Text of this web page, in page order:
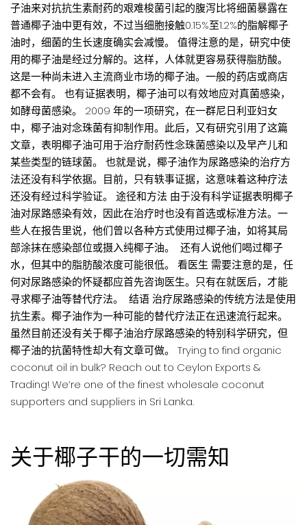
子油来对抗抗生素耐药的艰难梭菌引起的腹泻比将细菌暴露在
普通椰子油中更有效，不过当细胞接触0.15%至1.2%的脂解椰子
油时，细菌的生长速度确实会减慢。 值得注意的是，研究中使
用的椰子油是经过分解的。这样，人体就更容易获得脂肪酸。
这是一种尚未进入主流商业市场的椰子油。一般的药店或商店
都不会有。 也有证据表明，椰子油可以有效地应对真菌感染，
如酵母菌感染。 2009 年的一项研究，在一群尼日利亚妇女
中，椰子油对念珠菌有抑制作用。此后，又有研究引用了这篇
文章，表明椰子油可用于治疗耐药性念珠菌感染以及早产儿和
某些类型的链球菌。 也就是说，椰子油作为尿路感染的治疗方
法还没有科学依据。目前，只有轶事证据，这意味着这种疗法
还没有经过科学验证。 途径和方法 由于没有科学证据表明椰子
油对尿路感染有效，因此在治疗时也没有首选或标准方法。一
些人在报告里说，他们曾以各种方式使用过椰子油，如将其局
部涂抹在感染部位或摄入纯椰子油。 还有人说他们喝过椰子
水，但其中的脂肪酸浓度可能很低。 看医生 需要注意的是，任
何对尿路感染的怀疑都应首先咨询医生。只有在就医后，才能
寻求椰子油等替代疗法。 结语 治疗尿路感染的传统方法是使用
抗生素。椰子油作为一种可能的替代疗法正在迅速流行起来。
虽然目前还没有关于椰子油治疗尿路感染的特别科学研究，但
椰子油的抗菌特性却大有文章可做。 Trying to find organic
coconut oil in bulk? Reach out to Ceylon Exports &
Trading! We’re one of the finest wholesale coconut
supporters and suppliers in Sri Lanka.
关于椰子干的一切需知